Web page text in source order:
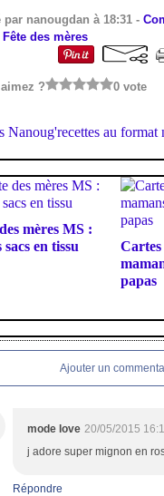
par nanougdan à 18:31 -
Fête des mères
? 0 vote
Nanoug'recettes au format
mères MS :
sacs en tissu
Cartes
papas
Ajouter un
mode love 20/05/2015
j adore super mignon en
Répondre